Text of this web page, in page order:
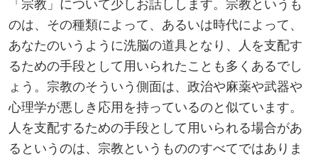
のは、その種類によって、あるいは時代によって、
あなたのいうように洗脳の道具となり、人を支配す
るための手段として用いられたことも多くあるでし
ょう。宗教のそういう側面は、政治や麻薬や武器や
心理学が悪しき応用を持っているのと似ています。
人を支配するための手段として用いられる場合があ
るというのは、宗教というもののすべてではありま